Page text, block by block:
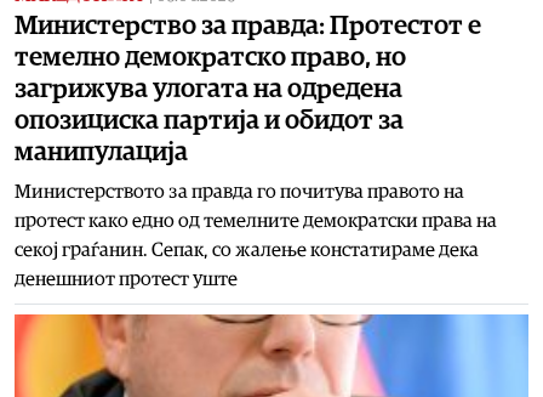
Министерство за правда: Протестот е
темелно демократско право, но
загрижува улогата на одредена
опозициска партија и обидот за
манипулација
Министерството за правда го почитува правото на
протест како едно од темелните демократски права на
секој граѓанин. Сепак, со жалење констатираме дека
денешниот протест уште